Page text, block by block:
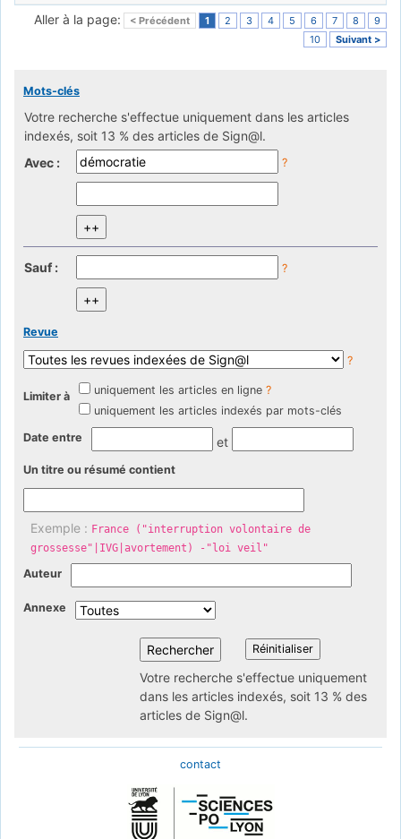
Aller à la page: < Précédent 1 2 3 4 5 6 7 8
9
10
Suivant >
Mots-clés
Votre recherche s'effectue uniquement dans les articles
indexés, soit 13 % des articles de Sign@l.
Avec :
?
Sauf : ?
Revue
?
Limiter à uniquement les articles en ligne ?
uniquement les articles indexés par mots-clés
Date entre et
Un titre ou résumé contient
Exemple : France ("interruption volontaire de
grossesse"|IVG|avortement) -"loi veil"
Auteur
Annexe
Votre recherche s'effectue uniquement
dans les articles indexés, soit 13 % des
articles de Sign@l.
contact